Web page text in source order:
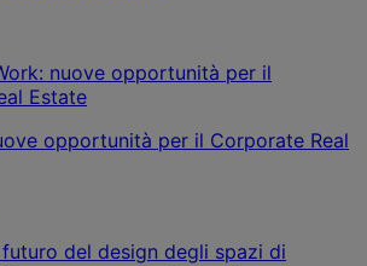
opportunità per il Corporate Real